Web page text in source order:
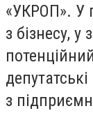
«УКРОП». У
з бізнесу,
з